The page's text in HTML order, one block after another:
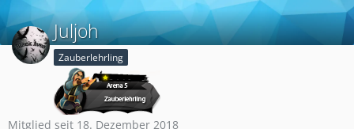
Juljoh
Zauberlehrling
Mitglied seit 18. Dezember 2018